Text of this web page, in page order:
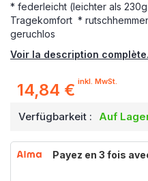
* federleicht (leichter als
Tragekomfort *
geruchlos
Voir la description complète.
14,84 € inkl. MwSt.
Verfügbarkeit : Auf
Payez en 3 fois